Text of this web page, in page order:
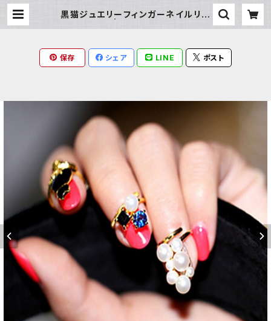
黒猫ジュエリーフィンガーネイルリン
保存 シェア LINE ポスト